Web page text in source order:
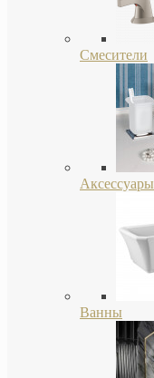
Смесители
Аксессуары
Ванны